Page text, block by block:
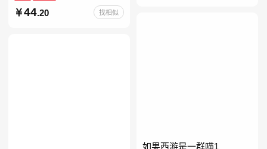
44.20 找相似
如果西游是一群喵1